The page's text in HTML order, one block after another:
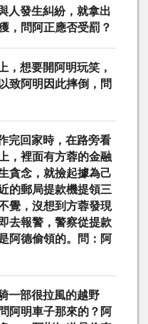
人發生糾紛，就拿出
，問阿正應否受罰？
，想要開阿明玩笑，
致阿明因此摔倒，問
完回家時，在路旁看
，裡面有方蓉的金融
貪念，就撿起據為己
的郵局提款機提領三
覺，沒想到方蓉發現
去報警，警察從提款
阿德偷領的。問：阿
一部很拉風的越野
阿明車子那來的？阿